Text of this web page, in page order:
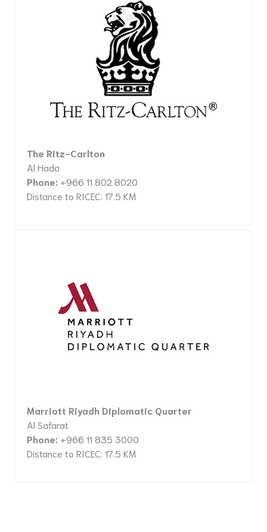
The Ritz-Carlton
Al Hada
Phone: +966 11 802 8020
Distance to RICEC: 17.5 KM
Marriott Riyadh Diplomatic Quarter
Al Safarat
Phone: +966 11 835 3000
Distance to RICEC: 17.5 KM